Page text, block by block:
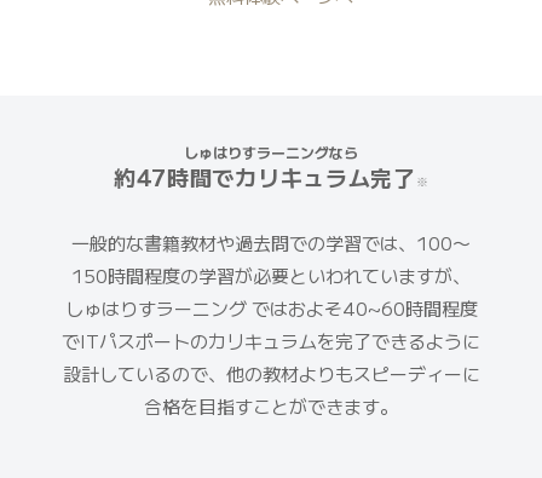
しゅはりすラーニングなら
約47時間でカリキュラム完了 ※
一般的な書籍教材や過去問での学習では、 100〜
150時間程度の学習が必要といわれていますが、
しゅはりすラーニング ではおよそ40~60時間程度
でITパスポートのカリキュラムを完了できるように
設計しているので、他の教材よりもスピーディーに
合格を目指すことができます。